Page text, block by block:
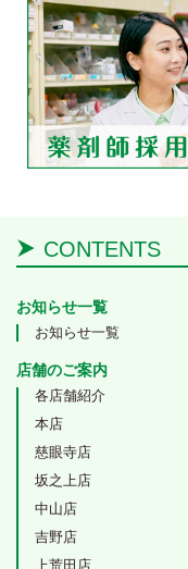
CONTENTS
お知らせ一覧
お知らせ一覧
店舗のご案内
各店舗紹介
本店
慈眼寺店
坂之上店
中山店
吉野店
上荒田店